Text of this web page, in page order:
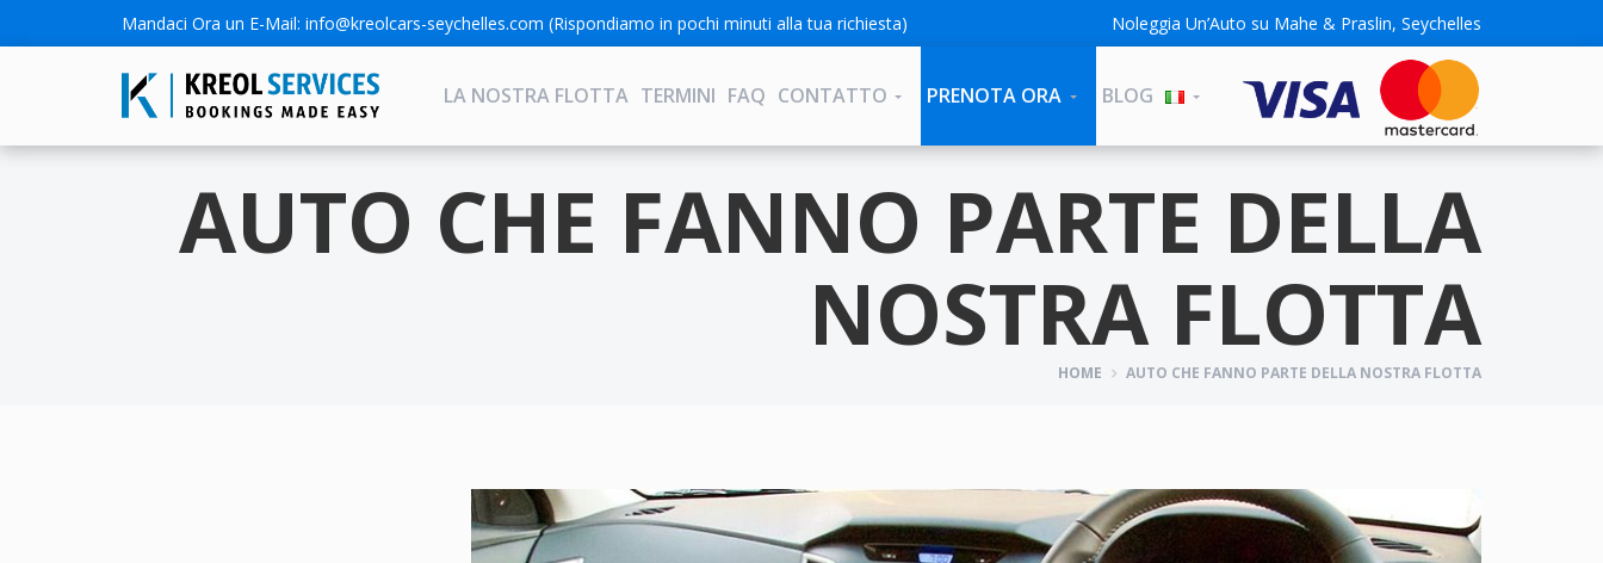
Mandaci Ora un E-Mail: info@kreolcars-seychelles.com (Rispondiamo in pochi minuti alla tua richiesta) Noleggia Un’Auto su Mahe & Praslin, Seychelles
LA NOSTRA FLOTTA TERMINI FAQ CONTATTO PRENOTA ORA BLOG
AUTO CHE FANNO PARTE DELLA
NOSTRA FLOTTA
HOME AUTO CHE FANNO PARTE DELLA NOSTRA FLOTTA